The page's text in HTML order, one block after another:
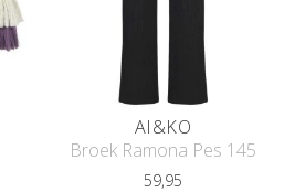
AI&KO
Broek Ramona Pes 145
59,95